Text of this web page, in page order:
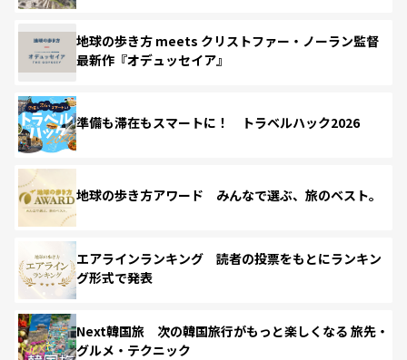
地球の歩き方 meets クリストファー・ノーラン監督
最新作『オデュッセイア』
準備も滞在もスマートに！ トラベルハック2026
地球の歩き方アワード みんなで選ぶ、旅のベスト。
エアラインランキング 読者の投票をもとにランキン
グ形式で発表
Next韓国旅 次の韓国旅行がもっと楽しくなる 旅先・
グルメ・テクニック